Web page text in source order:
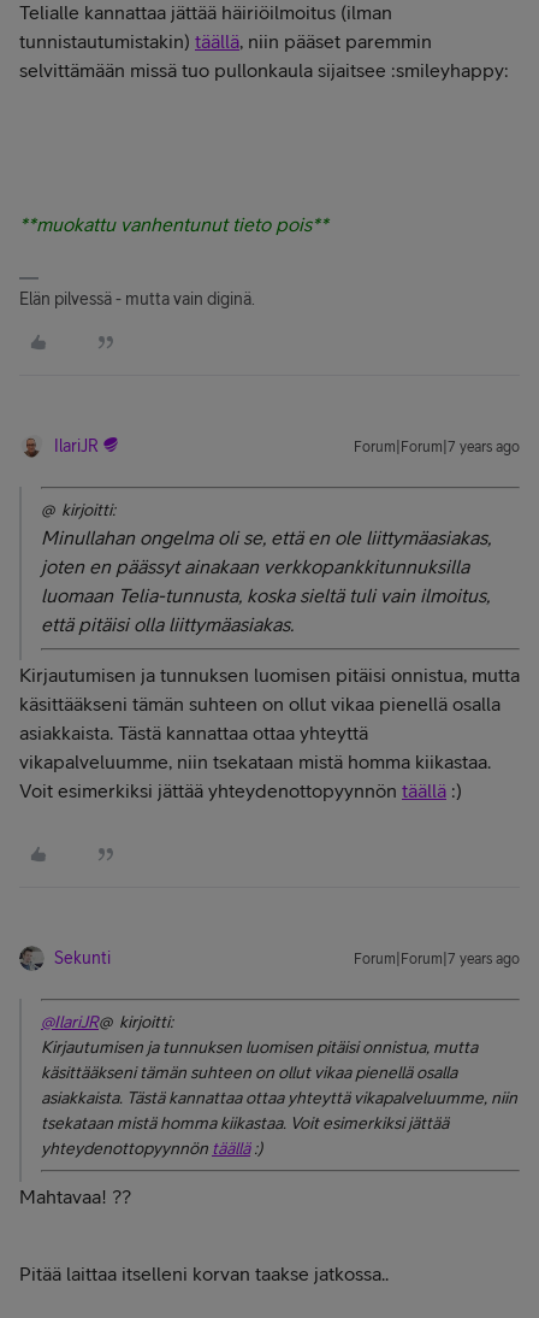
Telialle kannattaa jättää häiriöilmoitus (ilman
tunnistautumistakin) täällä, niin pääset paremmin
selvittämään missä tuo pullonkaula sijaitsee :smileyhappy:
**muokattu vanhentunut tieto pois**
Elän pilvessä - mutta vain diginä.
IlariJR Forum|Forum|7 years ago
@ kirjoitti:
Minullahan ongelma oli se, että en ole liittymäasiakas,
joten en päässyt ainakaan verkkopankkitunnuksilla
luomaan Telia-tunnusta, koska sieltä tuli vain ilmoitus,
että pitäisi olla liittymäasiakas.
Kirjautumisen ja tunnuksen luomisen pitäisi onnistua, mutta
käsittääkseni tämän suhteen on ollut vikaa pienellä osalla
asiakkaista. Tästä kannattaa ottaa yhteyttä
vikapalveluumme, niin tsekataan mistä homma kiikastaa.
Voit esimerkiksi jättää yhteydenottopyynnön täällä :)
Sekunti Forum|Forum|7 years ago
@IlariJR@ kirjoitti:
Kirjautumisen ja tunnuksen luomisen pitäisi onnistua, mutta
käsittääkseni tämän suhteen on ollut vikaa pienellä osalla
asiakkaista. Tästä kannattaa ottaa yhteyttä vikapalveluumme, niin
tsekataan mistä homma kiikastaa. Voit esimerkiksi jättää
yhteydenottopyynnön täällä:)
Mahtavaa! ??
Pitää laittaa itselleni korvan taakse jatkossa..